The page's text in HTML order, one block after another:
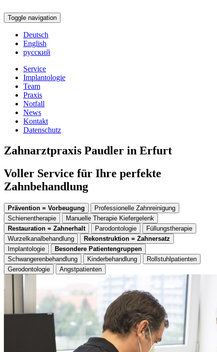
Toggle navigation
Deutsch
English
русский
Service
Implantologie
Team
Praxis
Notfall
News
Kontakt
Datenschutz
Zahnarztpraxis Paudler in Erfurt
Voller Service für Ihre perfekte
Zahnbehandlung
Prävention = Vorbeugung
Professionelle Zahnreinigung
Schienentherapie
Manuelle Therapie Kiefergelenk
Restauration = Zahnerhalt
Parodontologie
Füllungstherapie
Wurzelkanalbehandlung
Rekonstruktion = Zahnersatz
Implantologie
Besondere Patientengruppen
Schwangerenbehandlung
Kinderbehandlung
Rollstuhlpatienten
Gerodontologie
Angstpatienten